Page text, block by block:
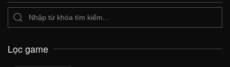
Lọc game